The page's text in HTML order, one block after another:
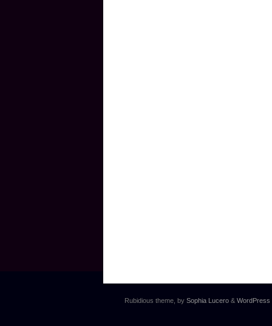
Rubidious theme, by Sophia Lucero& WordPress